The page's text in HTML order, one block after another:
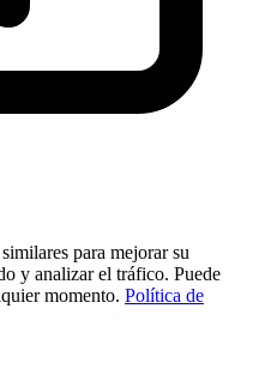
para mejorar su
y analizar el tráfico. Puede
momento. Política de